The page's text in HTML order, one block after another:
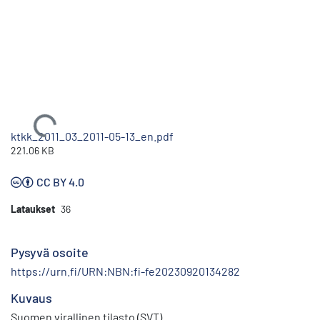
Ladataan...
ktkk_2011_03_2011-05-13_en.pdf
221.06 KB
CC BY 4.0
Lataukset 36
Pysyvä osoite
https://urn.fi/URN:NBN:fi-fe20230920134282
Kuvaus
Suomen virallinen tilasto (SVT)